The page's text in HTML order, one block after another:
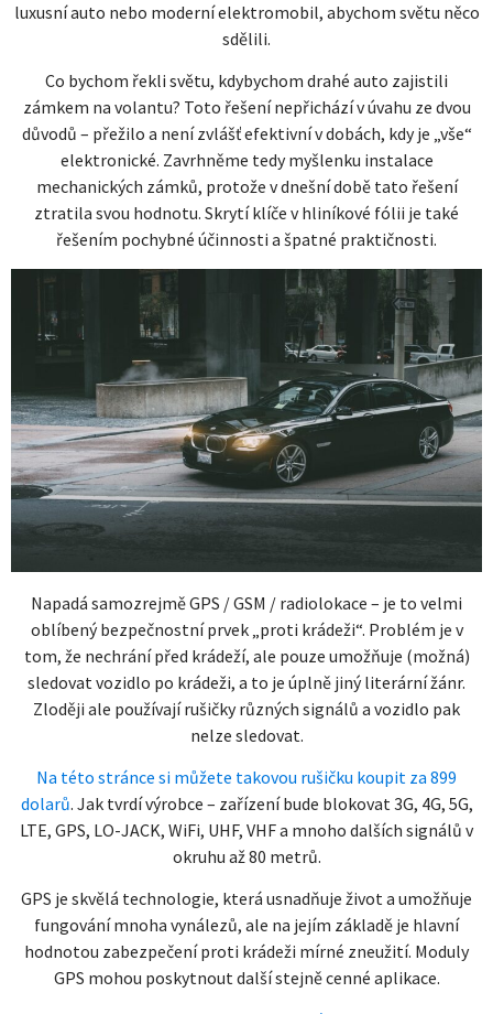
luxusní auto nebo moderní elektromobil, abychom světu něco
sdělili.
Co bychom řekli světu, kdybychom drahé auto zajistili
zámkem na volantu? Toto řešení nepřichází v úvahu ze dvou
důvodů – přežilo a není zvlášť efektivní v dobách, kdy je „vše“
elektronické. Zavrhněme tedy myšlenku instalace
mechanických zámků, protože v dnešní době tato řešení
ztratila svou hodnotu. Skrytí klíče v hliníkové fólii je také
řešením pochybné účinnosti a špatné praktičnosti.
Napadá samozrejmě GPS / GSM / radiolokace – je to velmi
oblíbený bezpečnostní prvek „proti krádeži“. Problém je v
tom, že nechrání před krádeží, ale pouze umožňuje (možná)
sledovat vozidlo po krádeži, a to je úplně jiný literární žánr.
Zloději ale používají rušičky různých signálů a vozidlo pak
nelze sledovat.
Na této stránce si můžete takovou rušičku koupit za 899
dolarů. Jak tvrdí výrobce – zařízení bude blokovat 3G, 4G, 5G,
LTE, GPS, LO-JACK, WiFi, UHF, VHF a mnoho dalších signálů v
okruhu až 80 metrů.
GPS je skvělá technologie, která usnadňuje život a umožňuje
fungování mnoha vynálezů, ale na jejím základě je hlavní
hodnotou zabezpečení proti krádeži mírné zneužití. Moduly
GPS mohou poskytnout další stejně cenné aplikace.